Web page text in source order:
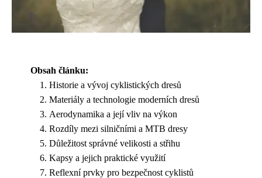
Obsah článku:
Historie a vývoj cyklistických dresů
Materiály a technologie moderních dresů
Aerodynamika a její vliv na výkon
Rozdíly mezi silničními a MTB dresy
Důležitost správné velikosti a střihu
Kapsy a jejich praktické využití
Reflexní prvky pro bezpečnost cyklistů